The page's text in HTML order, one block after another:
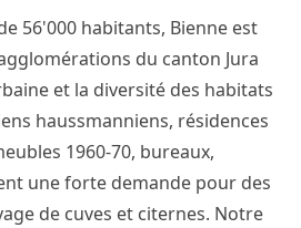
56'000 habitants, Bienne est
du canton Jura
et la diversité des habitats
haussmanniens, résidences
1960-70, bureaux,
une forte demande pour des
de cuves et citernes. Notre